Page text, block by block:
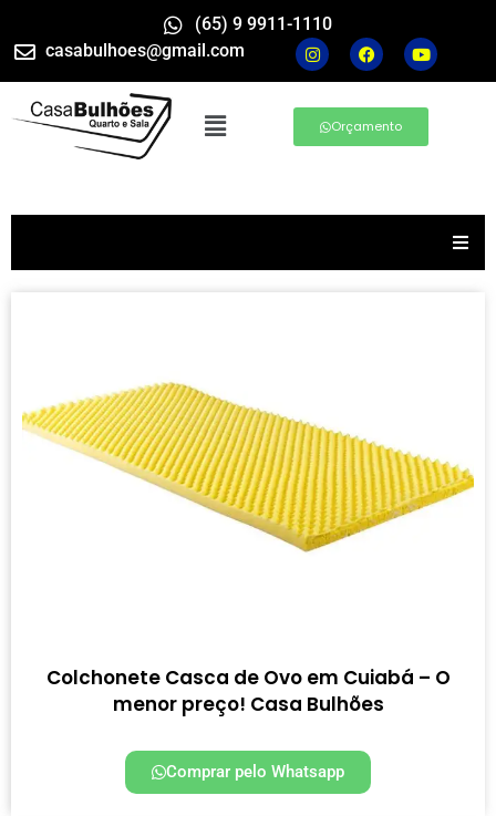
(65) 9 9911-1110
casabulhoes@gmail.com
Orçamento
Colchonete Casca de Ovo em Cuiabá – O
menor preço! Casa Bulhões
Comprar pelo Whatsapp